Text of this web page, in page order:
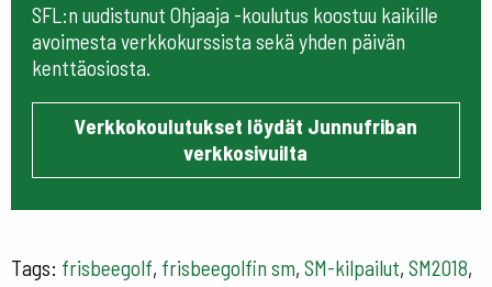
SFL:n uudistunut Ohjaaja -koulutus koostuu kaikille
avoimesta verkkokurssista sekä yhden päivän
kenttäosiosta.
Verkkokoulutukset löydät Junnufriban
verkkosivuilta
Tags: frisbeegolf, frisbeegolfin sm, SM-kilpailut, SM2018,